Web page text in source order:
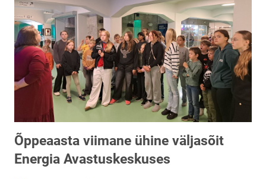
Õppeaasta viimane ühine väljasõit
Energia Avastuskeskuses